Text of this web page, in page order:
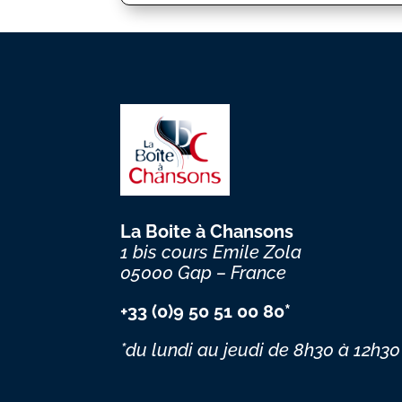
La Boite à Chansons
1 bis cours Emile Zola
05000 Gap – France
+33 (0)9 50 51 00 80*
*du lundi au jeudide 8h30 à 12h30